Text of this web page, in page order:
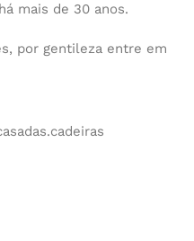
mais de 30 anos.
por gentileza entre em